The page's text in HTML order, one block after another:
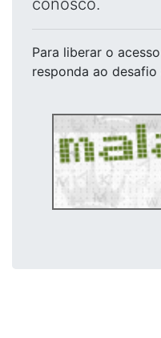
conosco.
Para liberar o acesso
responda ao desafio